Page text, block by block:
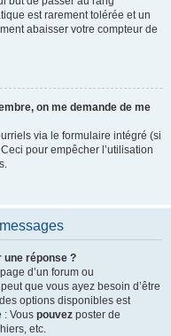
est rarement tolérée et un
abaisser votre compteur de
on me demande de me
via le formulaire intégré (si
pour empêcher l’utilisation
une réponse ?
d’un forum ou
que vous ayez besoin d’être
options disponibles est
: Vous pouvez poster de
etc.